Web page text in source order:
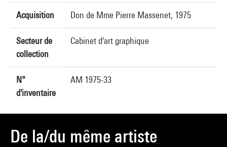
Acquisition Don de Mme Pierre Massenet, 1975
Secteur de
collection
Cabinet d'art graphique
N°
d'inventaire
AM 1975-33
De la/du même artiste